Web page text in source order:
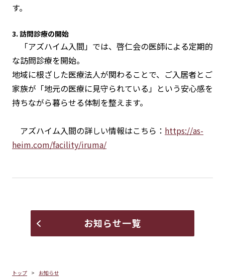
トップ
お知らせ
す。
3. 訪問診療の開始
「アズハイム入間」では、啓仁会の医師による定期的
な訪問診療を開始。
地域に根ざした医療法人が関わることで、ご入居者とご
家族が「地元の医療に見守られている」という安心感を
持ちながら暮らせる体制を整えます。
アズハイム入間の詳しい情報はこちら： https://as-
heim.com/facility/iruma/
お知らせ一覧